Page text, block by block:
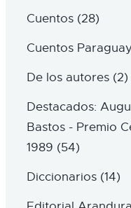
Cuentos (28)
Cuentos
De los autores (2)
Destacados:
Bastos - Premio
1989 (54)
Diccionarios (14)